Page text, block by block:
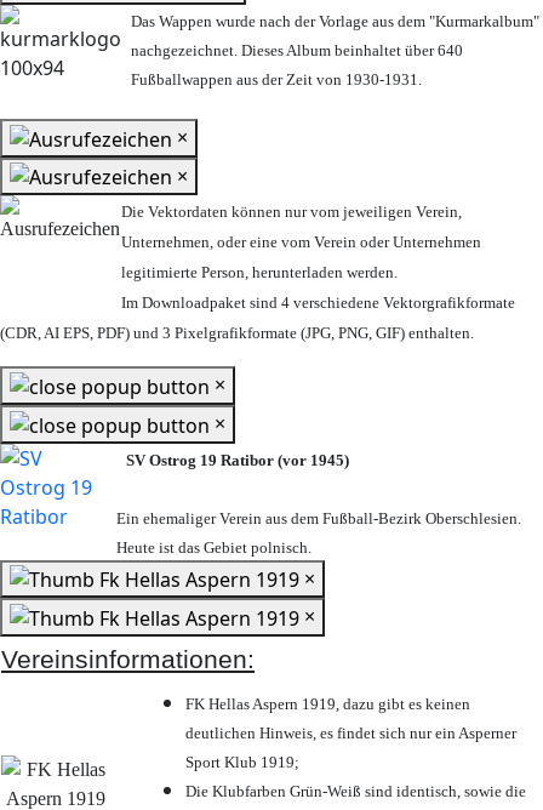
Das Wappen wurde nach der Vorlage aus dem "Kurmarkalbum"
nachgezeichnet. Dieses Album beinhaltet über 640
Fußballwappen aus der Zeit von 1930-1931.
×
×
Die Vektordaten können nur vom jeweiligen Verein,
Unternehmen, oder eine vom Verein oder Unternehmen
legitimierte Person, herunterladen werden.
Im Downloadpaket sind 4 verschiedene Vektorgrafikformate
(CDR, AI EPS, PDF) und 3 Pixelgrafikformate (JPG, PNG, GIF) enthalten.
×
×
SV Ostrog 19 Ratibor (vor 1945)
Ein ehemaliger Verein aus dem Fußball-Bezirk Oberschlesien.
Heute ist das Gebiet polnisch.
×
×
Vereinsinformationen:
FK Hellas Aspern 1919, dazu gibt es keinen
deutlichen Hinweis, es findet sich nur ein Asperner
Sport Klub 1919;
Die Klubfarben Grün-Weiß sind identisch, sowie die